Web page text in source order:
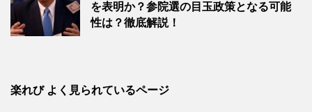
を表明か？参院選の目玉政策となる可能
性は？徹底解説！
楽れび よく見られているページ